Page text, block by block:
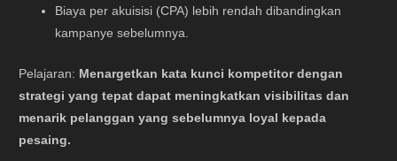
Biaya per akuisisi (CPA) lebih rendah dibandingkan
kampanye sebelumnya.
Pelajaran: Menargetkan kata kunci kompetitor dengan
strategi yang tepat dapat meningkatkan visibilitas dan
menarik pelanggan yang sebelumnya loyal kepada
pesaing.